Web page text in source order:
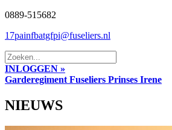
0889-515682
17painfbatgfpi@fuseliers.nl
INLOGGEN »
Garderegiment Fuseliers Prinses Irene
NIEUWS